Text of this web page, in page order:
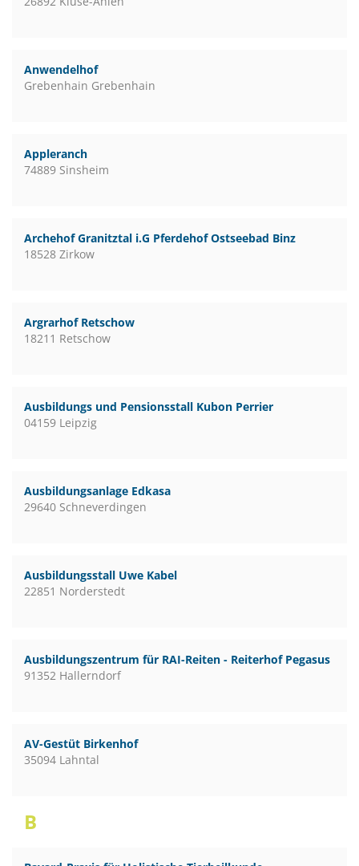
Anwendelhof
Grebenhain Grebenhain
Appleranch
74889 Sinsheim
Archehof Granitztal i.G Pferdehof Ostseebad Binz
18528 Zirkow
Argrarhof Retschow
18211 Retschow
Ausbildungs und Pensionsstall Kubon Perrier
04159 Leipzig
Ausbildungsanlage Edkasa
29640 Schneverdingen
Ausbildungsstall Uwe Kabel
22851 Norderstedt
Ausbildungszentrum für RAI-Reiten - Reiterhof Pegasus
91352 Hallerndorf
AV-Gestüt Birkenhof
35094 Lahntal
B